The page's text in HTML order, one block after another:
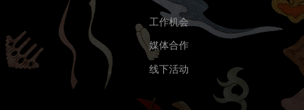
工作机会
媒体合作
线下活动